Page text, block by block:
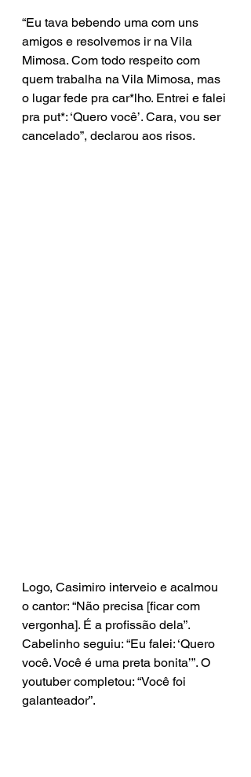
“Eu tava bebendo uma com uns
amigos e resolvemos ir na Vila
Mimosa. Com todo respeito com
quem trabalha na Vila Mimosa, mas
o lugar fede pra car*lho. Entrei e falei
pra put*: ‘Quero você’. Cara, vou ser
cancelado”, declarou aos risos.
Logo, Casimiro interveio e acalmou
o cantor: “Não precisa [ficar com
vergonha]. É a profissão dela”.
Cabelinho seguiu: “Eu falei: ‘Quero
você. Você é uma preta bonita’”. O
youtuber completou: “Você foi
galanteador”.